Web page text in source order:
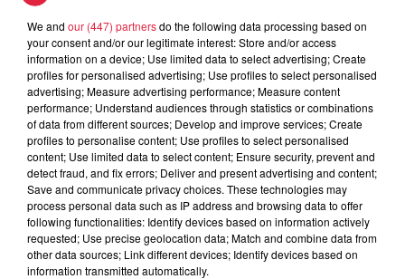
que nous ne les félicitons pas de cautionner le
greenwashing de Vinci."
Rassemblement ce samedi à 14h
Nous, militants et militantes anti-GCO, membres de GCO
NON MERCI ou d'associations locales soutenant la lutte, ou
habitants impactés, tous soucieux des enjeux climatiques et
sociaux face au réchauffement climatique, appelons à un
rassemblement ce samedi 13 novembre, à 14 h sur une
parcelle privée appartenant à une militante anti-GCO et
proche de la gare de péage du GCO à Ittenheim."
We and our (447) partnersdo the following data processing based on
your consent and/or our legitimate interest: Store and/or access
information on a device; Use limited data to select advertising; Create
profiles for personalised advertising; Use profiles to select personalised
advertising; Measure advertising performance; Measure content
performance; Understand audiences through statistics or combinations
of data from different sources; Develop and improve services; Create
profiles to personalise content; Use profiles to select personalised
content; Use limited data to select content; Ensure security, prevent and
detect fraud, and fix errors; Deliver and present advertising and content;
Save and communicate privacy choices. These technologies may
process personal data such as IP address and browsing data to offer
following functionalities: Identify devices based on information actively
requested; Use precise geolocation data; Match and combine data from
other data sources; Link different devices; Identify devices based on
information transmitted automatically.